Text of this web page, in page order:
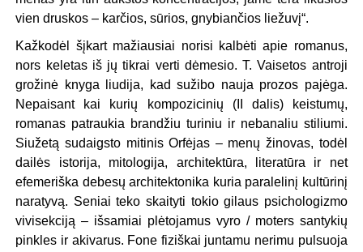
vien druskos – karčios, sūrios, gnybiančios liežuvį“.
Kažkodėl šįkart mažiausiai norisi kalbėti apie romanus,
nors keletas iš jų tikrai verti dėmesio. T. Vaisetos antroji
grožinė knyga liudija, kad sužibo nauja prozos pajėga.
Nepaisant kai kurių kompozicinių (II dalis) keistumų,
romanas patraukia brandžiu turiniu ir nebanaliu stiliumi.
Siužetą sudaigsto mitinis Orfėjas – menų žinovas, todėl
dailės istorija, mitologija, architektūra, literatūra ir net
efemeriška debesų architektonika kuria paralelinį kultūrinį
naratyvą. Seniai teko skaityti tokio gilaus psichologizmo
vivisekciją – išsamiai plėtojamus vyro / moters santykių
pinkles ir akivarus. Fone fiziškai juntamu nerimu pulsuoja